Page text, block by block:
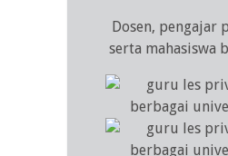
Dosen, pengajar
serta mahasiswa